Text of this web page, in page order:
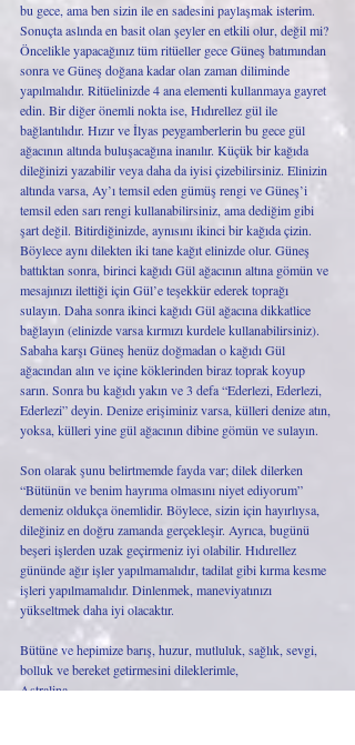
bu gece, ama ben sizin ile en sadesini paylaşmak isterim.
Sonuçta aslında en basit olan şeyler en etkili olur, değil mi?
Öncelikle yapacağınız tüm ritüeller gece Güneş batımından
sonra ve Güneş doğana kadar olan zaman diliminde
yapılmalıdır. Ritüelinizde 4 ana elementi kullanmaya gayret
edin. Bir diğer önemli nokta ise, Hıdırellez gül ile
bağlantılıdır. Hızır ve İlyas peygamberlerin bu gece gül
ağacının altında buluşacağına inanılır. Küçük bir kağıda
dileğinizi yazabilir veya daha da iyisi çizebilirsiniz. Elinizin
altında varsa, Ay’ı temsil eden gümüş rengi ve Güneş’i
temsil eden sarı rengi kullanabilirsiniz, ama dediğim gibi
şart değil. Bitirdiğinizde, aynısını ikinci bir kağıda çizin.
Böylece aynı dilekten iki tane kağıt elinizde olur. Güneş
battıktan sonra, birinci kağıdı Gül ağacının altına gömün ve
mesajınızı ilettiği için Gül’e teşekkür ederek toprağı
sulayın. Daha sonra ikinci kağıdı Gül ağacına dikkatlice
bağlayın (elinizde varsa kırmızı kurdele kullanabilirsiniz).
Sabaha karşı Güneş henüz doğmadan o kağıdı Gül
ağacından alın ve içine köklerinden biraz toprak koyup
sarın. Sonra bu kağıdı yakın ve 3 defa “Ederlezi, Ederlezi,
Ederlezi” deyin. Denize erişiminiz varsa, külleri denize atın,
yoksa, külleri yine gül ağacının dibine gömün ve sulayın.
Son olarak şunu belirtmemde fayda var; dilek dilerken
“Bütünün ve benim hayrıma olmasını niyet ediyorum”
demeniz oldukça önemlidir. Böylece, sizin için hayırlıysa,
dileğiniz en doğru zamanda gerçekleşir. Ayrıca, bugünü
beşeri işlerden uzak geçirmeniz iyi olabilir. Hıdırellez
gününde ağır işler yapılmamalıdır, tadilat gibi kırma kesme
işleri yapılmamalıdır. Dinlenmek, maneviyatınızı
yükseltmek daha iyi olacaktır.
Bütüne ve hepimize barış, huzur, mutluluk, sağlık, sevgi,
bolluk ve bereket getirmesini dileklerimle,
Astralina